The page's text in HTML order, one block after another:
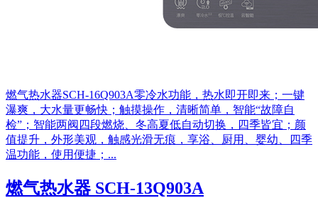
燃气热水器SCH-16Q903A零冷水功能，热水即开即来；一键
瀑爽，大水量更畅快；触摸操作，清晰简单，智能“故障自
检”；智能两阀四段燃烧、冬高夏低自动切换，四季皆宜；颜
值提升，外形美观，触感光滑无痕，享浴、厨用、婴幼、四季
温功能，使用便捷；...
燃气热水器 SCH-13Q903A